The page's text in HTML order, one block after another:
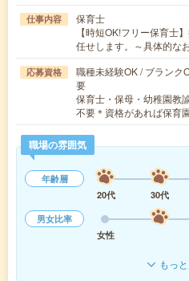
仕事内容
保育士
【時短OK!フリー保育士
任せします。～具体的な
応募資格
職種未経験OK / ブランク
要
保育士・保母・幼稚園教
不要＊資格があれば保育
職場の雰囲気
年齢層
20代
30代
男女比率
女性
もっ